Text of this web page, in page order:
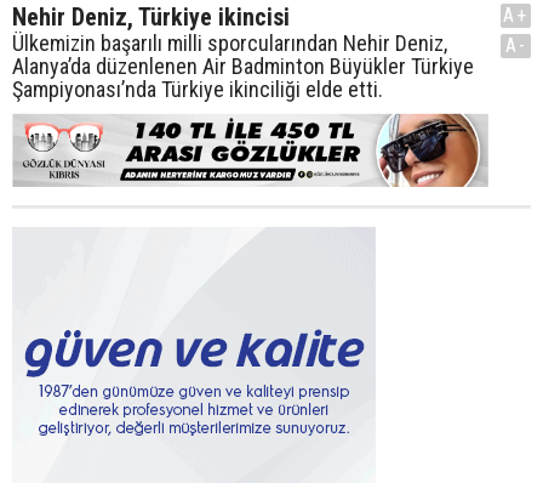
Nehir Deniz, Türkiye ikincisi
Ülkemizin başarılı milli sporcularından Nehir Deniz,
Alanya’da düzenlenen Air Badminton Büyükler Türkiye
Şampiyonası’nda Türkiye ikinciliği elde etti.
A+
A-